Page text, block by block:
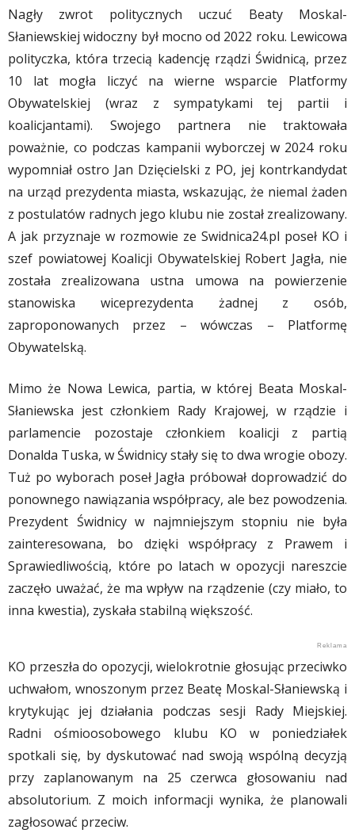
Nagły zwrot politycznych uczuć Beaty Moskal-
Słaniewskiej widoczny był mocno od 2022 roku. Lewicowa
polityczka, która trzecią kadencję rządzi Świdnicą, przez
10 lat mogła liczyć na wierne wsparcie Platformy
Obywatelskiej (wraz z sympatykami tej partii i
koalicjantami). Swojego partnera nie traktowała
poważnie, co podczas kampanii wyborczej w 2024 roku
wypomniał ostro Jan Dzięcielski z PO, jej kontrkandydat
na urząd prezydenta miasta, wskazując, że niemal żaden
z postulatów radnych jego klubu nie został zrealizowany.
A jak przyznaje w rozmowie ze Swidnica24.pl poseł KO i
szef powiatowej Koalicji Obywatelskiej Robert Jagła, nie
została zrealizowana ustna umowa na powierzenie
stanowiska wiceprezydenta żadnej z osób,
zaproponowanych przez – wówczas – Platformę
Obywatelską.
Mimo że Nowa Lewica, partia, w której Beata Moskal-
Słaniewska jest członkiem Rady Krajowej, w rządzie i
parlamencie pozostaje członkiem koalicji z partią
Donalda Tuska, w Świdnicy stały się to dwa wrogie obozy.
Tuż po wyborach poseł Jagła próbował doprowadzić do
ponownego nawiązania współpracy, ale bez powodzenia.
Prezydent Świdnicy w najmniejszym stopniu nie była
zainteresowana, bo dzięki współpracy z Prawem i
Sprawiedliwością, które po latach w opozycji nareszcie
zaczęło uważać, że ma wpływ na rządzenie (czy miało, to
inna kwestia), zyskała stabilną większość.
KO przeszła do opozycji, wielokrotnie głosując przeciwko
uchwałom, wnoszonym przez Beatę Moskal-Słaniewską i
krytykując jej działania podczas sesji Rady Miejskiej.
Radni ośmioosobowego klubu KO w poniedziałek
spotkali się, by dyskutować nad swoją wspólną decyzją
przy zaplanowanym na 25 czerwca głosowaniu nad
absolutorium. Z moich informacji wynika, że planowali
zagłosować przeciw.